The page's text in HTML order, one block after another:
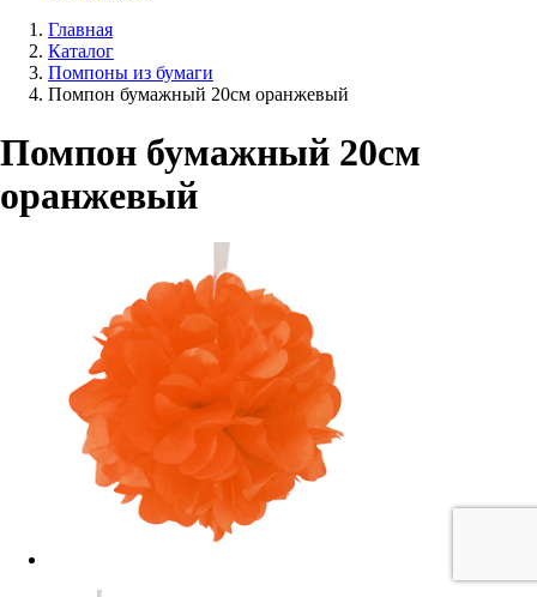
Главная
Каталог
Помпоны из бумаги
Помпон бумажный 20см оранжевый
Помпон бумажный 20см
оранжевый